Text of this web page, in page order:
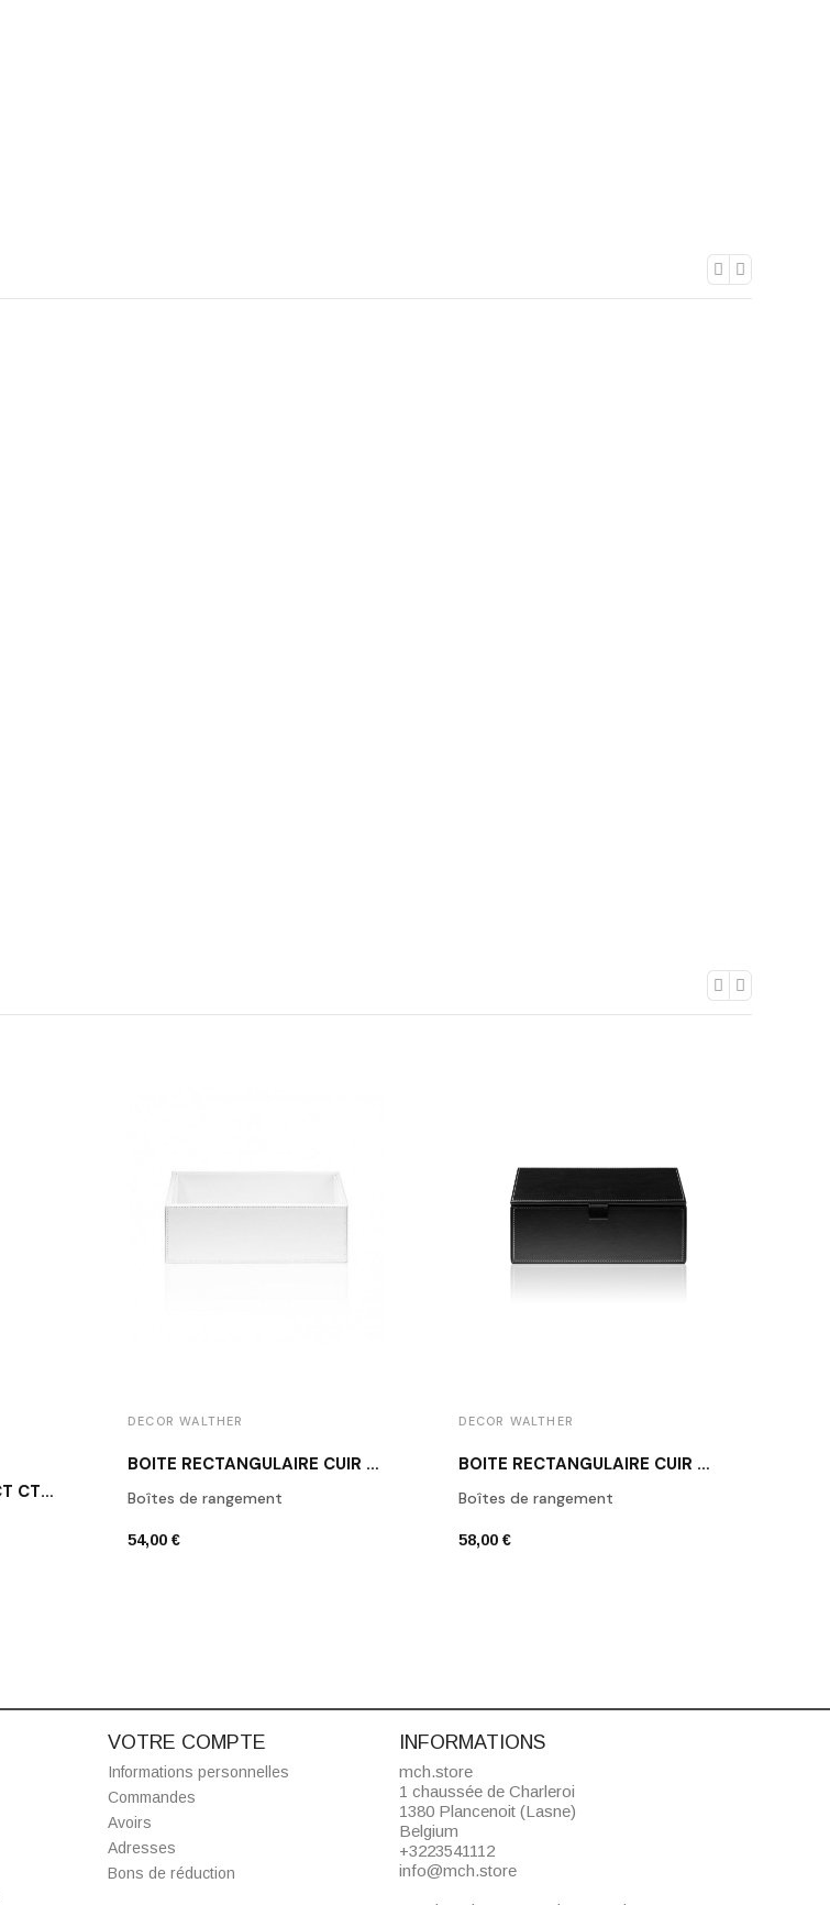
PATÈRE NOIRE CONTRACT CT HAK1 DECOR WALTHER
DECOR WALTHER
BOÎTE RECTANGULAIRE CUIR BLANC BROWNIE BOD2
Boîtes de rangement
54,00 €
DECOR WALTHER
BOÎTE RECTANGULAIRE CUIR NOIR BROWNIE BMD2
Boîtes de rangement
58,00 €
VOTRE COMPTE
Informations personnelles
Commandes
Avoirs
Adresses
Bons de réduction
INFORMATIONS
mch.store
1 chaussée de Charleroi
1380 Plancenoit (Lasne)
Belgium
+3223541112
info@mch.store